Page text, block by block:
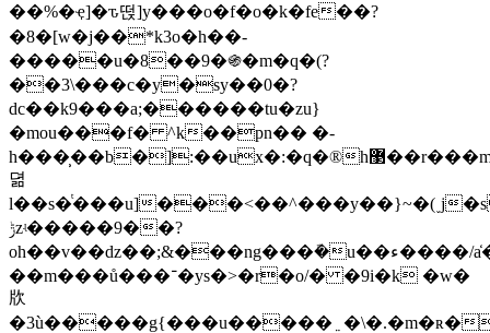
��%�ҿ]�ԏ떥]y���o�f�o�k�fe��?
�8�[w�j��*k3o�h��-
�����u�8��9�֍�m�q�(?
��3\���c�y�sy��0�?
dc��k9���a;������tu�zu}
�mou���f� ^k��pn�� �-
h���̹��b�]:��ux�:�q�®h޳��r���m
뎖
l��s�ͭ���u]���<��^���y��}~�(˯j
ݱzʵ�����9��?
oh��v��ǳ��;&���ng���ܽ�u��ء����/a̒��g�6�2�e�qf�?
��m���ů���־�ys�>�r�o/� �9i�k �w�
㸝
�3ù�����g{���u�����﮵�\�.�m�ʀ�mn�����z����